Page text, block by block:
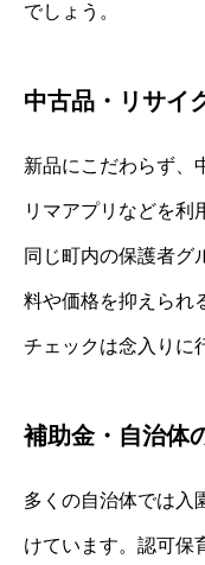
でしょう。
中古品・リサイ
新品にこだわらず、
リマアプリなどを利
同じ町内の保護者グ
料や価格を抑えられ
チェックは念入りに
補助金・自治体
多くの自治体では入
けています。認可保